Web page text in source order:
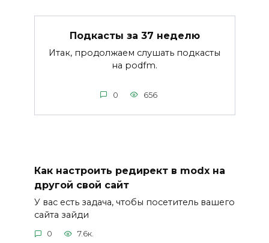
Подкасты за 37 неделю
Итак, продолжаем слушать подкасты
на podfm.
0 656
Как настроить редирект в modx на
другой свой сайт
У вас есть задача, чтобы посетитель вашего
сайта зайди
0 7.6к.